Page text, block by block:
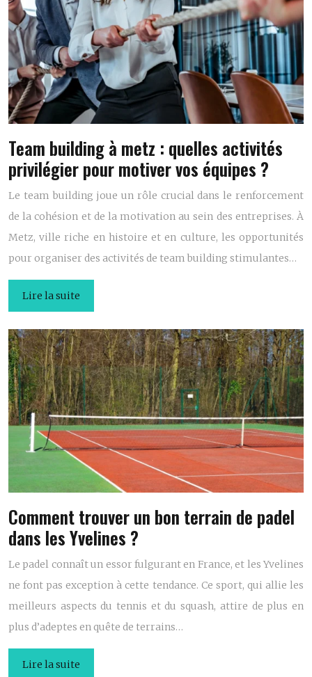
Team building à metz : quelles activités
privilégier pour motiver vos équipes ?
Le team building joue un rôle crucial dans le renforcement
de la cohésion et de la motivation au sein des entreprises. À
Metz, ville riche en histoire et en culture, les opportunités
pour organiser des activités de team building stimulantes…
Lire la suite
Comment trouver un bon terrain de padel
dans les Yvelines ?
Le padel connaît un essor fulgurant en France, et les Yvelines
ne font pas exception à cette tendance. Ce sport, qui allie les
meilleurs aspects du tennis et du squash, attire de plus en
plus d’adeptes en quête de terrains…
Lire la suite